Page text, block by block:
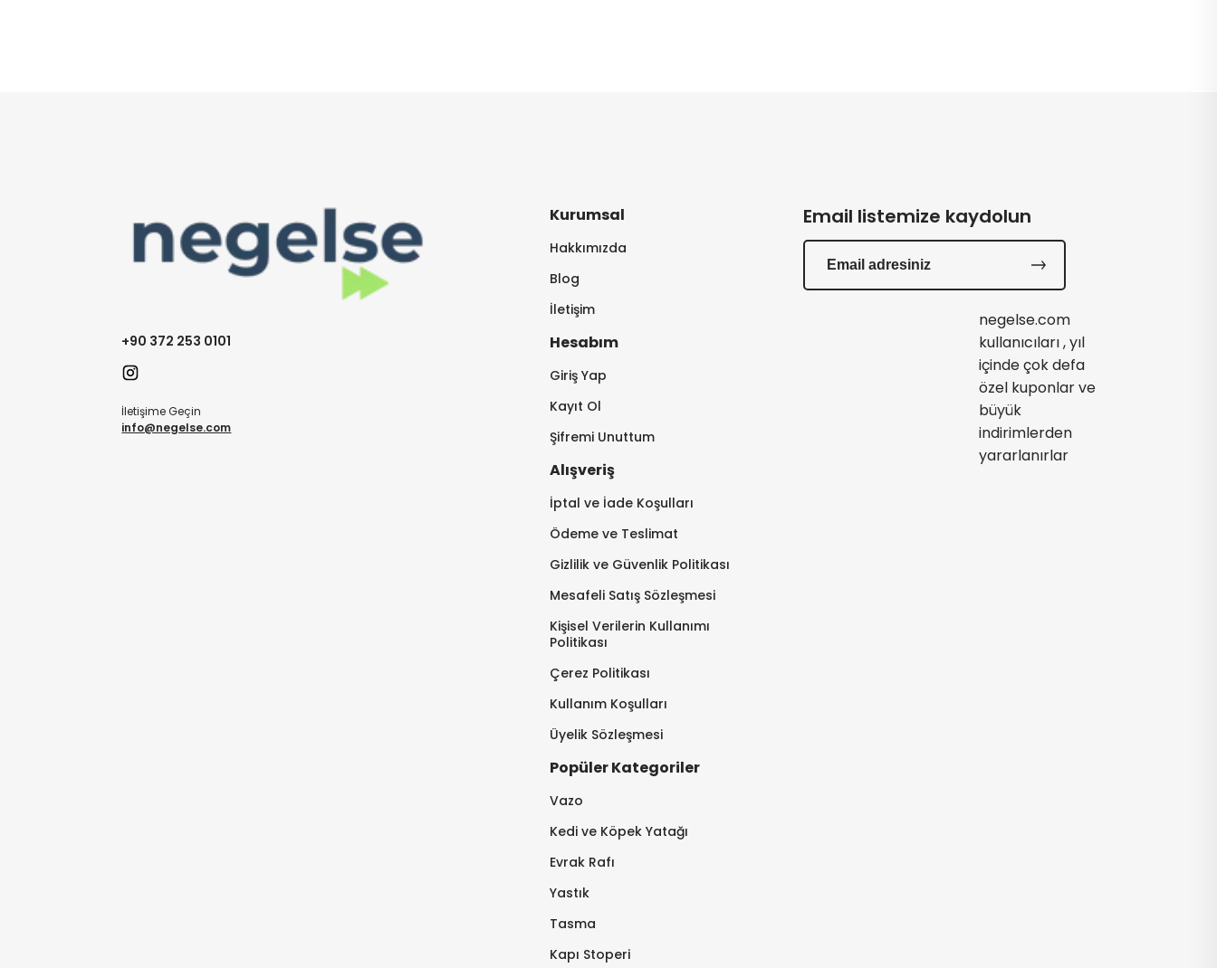
+90 372 253 0101
İletişime Geçin
info@negelse.com
Kurumsal
Hakkımızda
Blog
İletişim
Hesabım
Giriş Yap
Kayıt Ol
Şifremi Unuttum
Alışveriş
İptal ve İade Koşulları
Ödeme ve Teslimat
Gizlilik ve Güvenlik Politikası
Mesafeli Satış Sözleşmesi
Kişisel Verilerin Kullanımı
Politikası
Çerez Politikası
Kullanım Koşulları
Üyelik Sözleşmesi
Popüler Kategoriler
Vazo
Kedi ve Köpek Yatağı
Evrak Rafı
Yastık
Tasma
Kapı Stoperi
Email listemize kaydolun
negelse.com
kullanıcıları , yıl
içinde çok defa
özel kuponlar ve
büyük
indirimlerden
yararlanırlar